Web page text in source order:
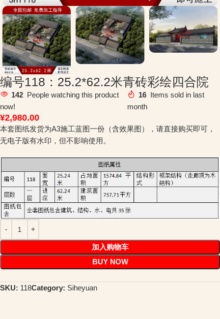
编号118：25.2*62.2米青砖彩绘四合院
142 People watching this product
now!
16 Items sold in last
month
¥2,980.00
本套图纸发货为A3施工蓝图一份（含效果图），请直接购买即可，
无电子版有水印，但不影响使用。
加入购物车
BUY NOW
SKU: 118Category: Siheyuan